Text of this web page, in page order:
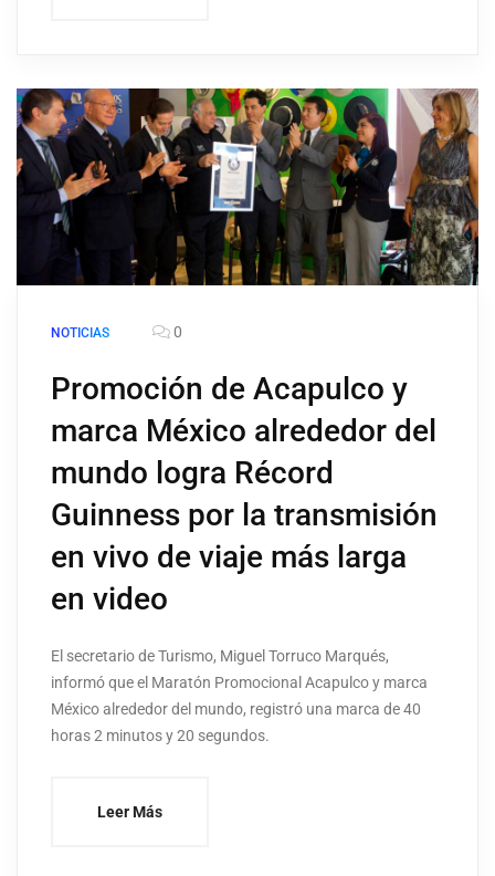
NOTICIAS 0
Promoción de Acapulco y
marca México alrededor del
mundo logra Récord
Guinness por la transmisión
en vivo de viaje más larga
en video
El secretario de Turismo, Miguel Torruco Marqués,
informó que el Maratón Promocional Acapulco y marca
México alrededor del mundo, registró una marca de 40
horas 2 minutos y 20 segundos.
Leer Más